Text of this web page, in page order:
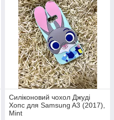
Силіконовий чохол Джуді
Хопс для Samsung A3 (2017),
Mint